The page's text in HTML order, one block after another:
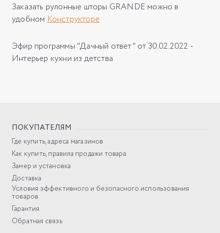
Заказать рулонные шторы GRANDE можно в
удобномКонструкторе
Эфир программы "Дачный ответ" от 30.02.2022 -
Интерьер кухни из детства
ПОКУПАТЕЛЯМ
Где купить, адреса магазинов
Как купить, правила продажи товара
Замер и установка
Доставка
Условия эффективного и безопасного использования
товаров
Гарантия
Обратная связь